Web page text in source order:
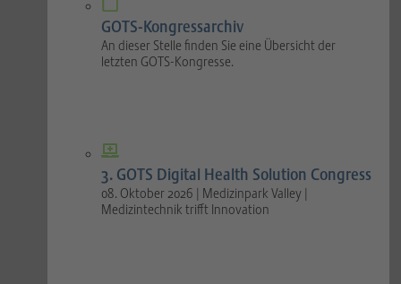
GOTS-Kongressarchiv
An dieser Stelle finden Sie eine Übersicht der
letzten GOTS-Kongresse.
3. GOTS Digital Health Solution Congress
08. Oktober 2026 | Medizinpark Valley |
Medizintechnik trifft Innovation